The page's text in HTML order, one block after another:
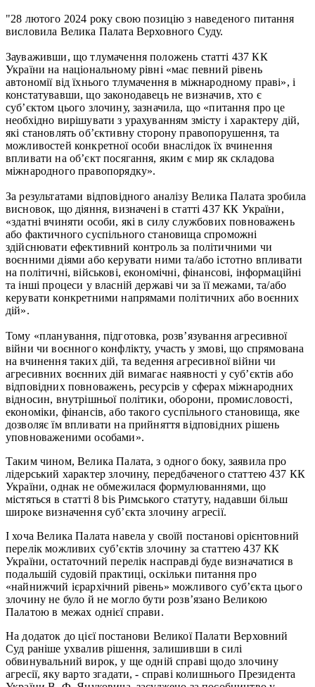
"28 лютого 2024 року свою позицію з наведеного питання
висловила Велика Палата Верховного Суду.
Зауваживши, що тлумачення положень статті 437 КК
України на національному рівні «має певний рівень
автономії від їхнього тлумачення в міжнародному праві», і
констатувавши, що законодавець не визначив, хто є
суб’єктом цього злочину, зазначила, що «питання про це
необхідно вирішувати з урахуванням змісту і характеру дій,
які становлять об’єктивну сторону правопорушення, та
можливостей конкретної особи внаслідок їх вчинення
впливати на об’єкт посягання, яким є мир як складова
міжнародного правопорядку».
За результатами відповідного аналізу Велика Палата зробила
висновок, що діяння, визначені в статті 437 КК України,
«здатні вчиняти особи, які в силу службових повноважень
або фактичного суспільного становища спроможні
здійснювати ефективний контроль за політичними чи
воєнними діями або керувати ними та/або істотно впливати
на політичні, військові, економічні, фінансові, інформаційні
та інші процеси у власній державі чи за її межами, та/або
керувати конкретними напрямами політичних або воєнних
дій».
Тому «планування, підготовка, розв’язування агресивної
війни чи воєнного конфлікту, участь у змові, що спрямована
на вчинення таких дій, та ведення агресивної війни чи
агресивних воєнних дій вимагає наявності у суб’єктів або
відповідних повноважень, ресурсів у сферах міжнародних
відносин, внутрішньої політики, оборони, промисловості,
економіки, фінансів, або такого суспільного становища, яке
дозволяє їм впливати на прийняття відповідних рішень
уповноваженими особами».
Таким чином, Велика Палата, з одного боку, заявила про
лідерський характер злочину, передбаченого статтею 437 КК
України, однак не обмежилася формулюваннями, що
містяться в статті 8 bis Римського статуту, надавши більш
широке визначення суб’єкта злочину агресії.
І хоча Велика Палата навела у своїй постанові орієнтовний
перелік можливих суб’єктів злочину за статтею 437 КК
України, остаточний перелік насправді буде визначатися в
подальшій судовій практиці, оскільки питання про
«найнижчий ієрархічний рівень» можливого суб’єкта цього
злочину не було й не могло бути розв’язано Великою
Палатою в межах однієї справи.
На додаток до цієї постанови Великої Палати Верховний
Суд раніше ухвалив рішення, залишивши в силі
обвинувальний вирок, у ще одній справі щодо злочину
агресії, яку варто згадати, - справі колишнього Президента